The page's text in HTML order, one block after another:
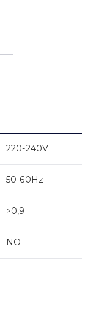
220-240V
50-60Hz
>0,9
NO